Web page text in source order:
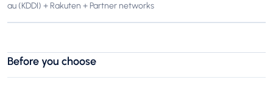
au (KDDI) + Rakuten + Partner networks
Before you choose